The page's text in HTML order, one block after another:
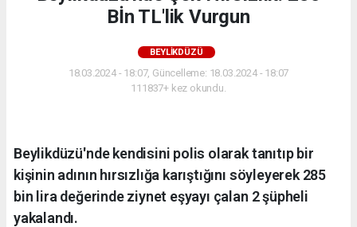
Bİn TL'lik Vurgun
BEYLIKDÜZÜ
18.03.2024 - 18:07, Güncelleme: 18.03.2024 - 18:07
111837+ kez okundu.
Beylikdüzü'nde kendisini polis olarak tanıtıp bir
kişinin adının hırsızlığa karıştığını söyleyerek 285
bin lira değerinde ziynet eşyayı çalan 2 şüpheli
yakalandı.